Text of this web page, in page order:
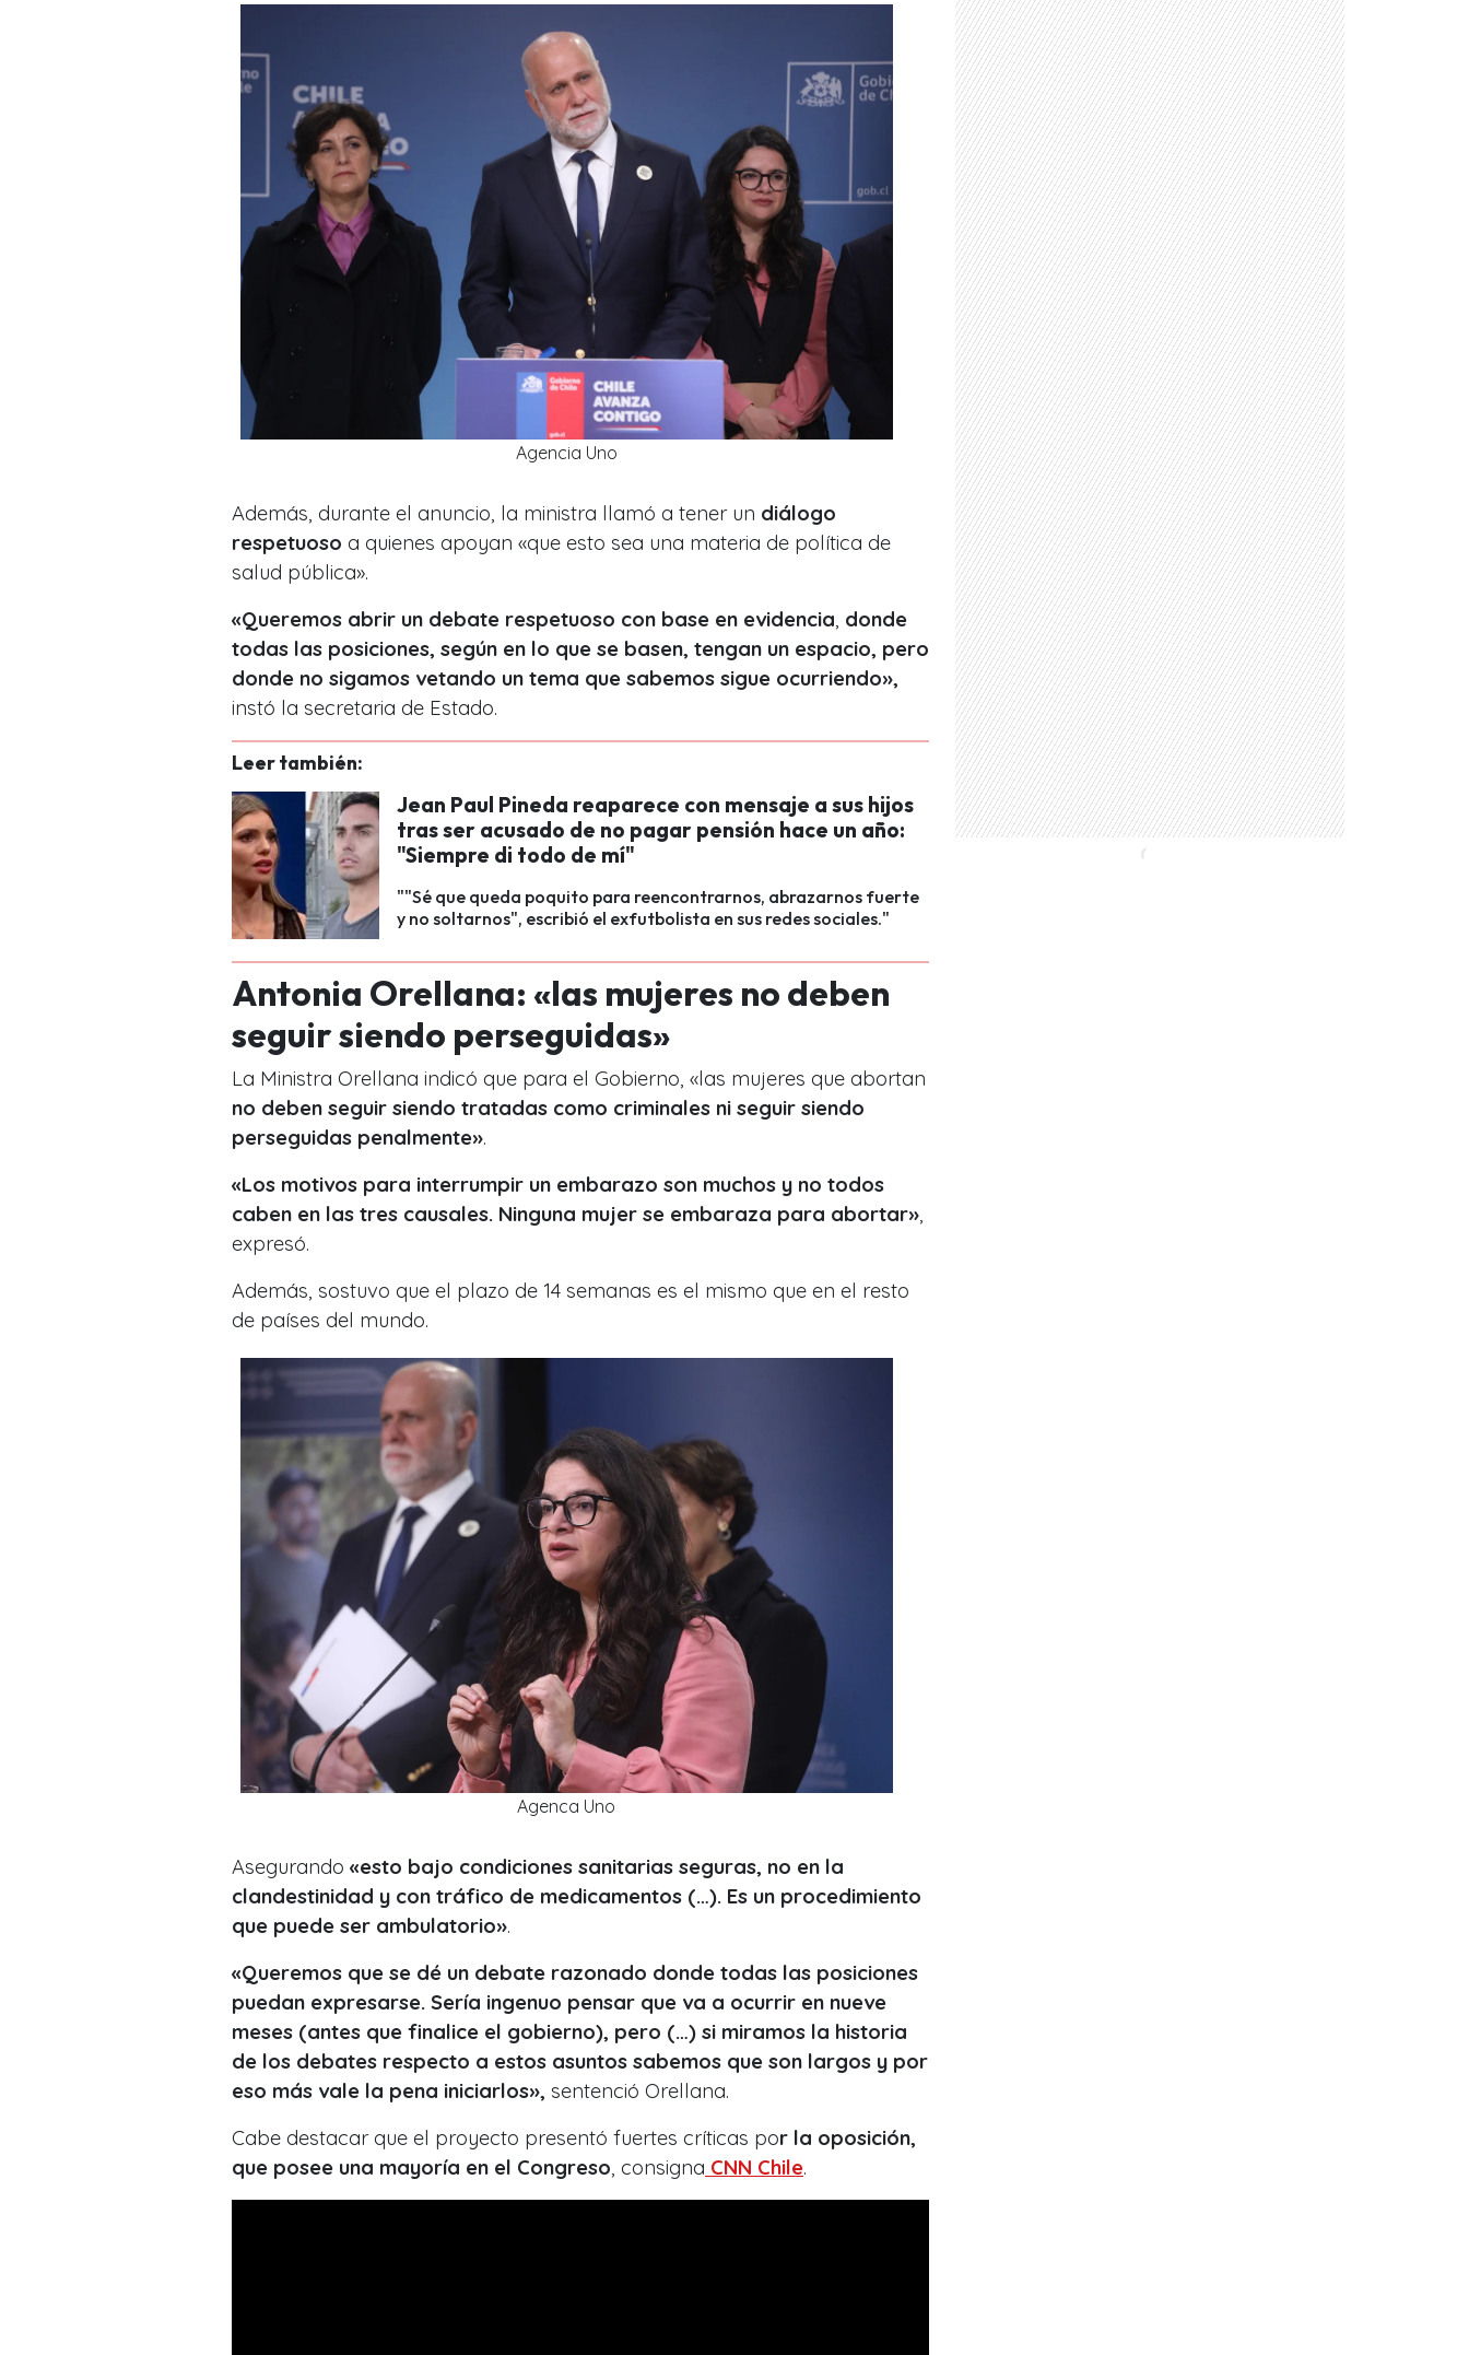
Agencia Uno
Además, durante el anuncio, la ministra llamó a tener un diálogo
respetuoso a quienes apoyan «que esto sea una materia de política de
salud pública».
«Queremos abrir un debate respetuoso con base en evidencia, donde
todas las posiciones, según en lo que se basen, tengan un espacio, pero
donde no sigamos vetando un tema que sabemos sigue ocurriendo»,
instó la secretaria de Estado.
Leer también:
Jean Paul Pineda reaparece con mensaje a sus hijos
tras ser acusado de no pagar pensión hace un año:
"Siempre di todo de mí"
""Sé que queda poquito para reencontrarnos, abrazarnos fuerte
y no soltarnos", escribió el exfutbolista en sus redes sociales."
Antonia Orellana: «las mujeres no deben
seguir siendo perseguidas»
La Ministra Orellana indicó que para el Gobierno, «las mujeres que abortan
no deben seguir siendo tratadas como criminales ni seguir siendo
perseguidas penalmente».
«Los motivos para interrumpir un embarazo son muchos y no todos
caben en las tres causales. Ninguna mujer se embaraza para abortar»,
expresó.
Además, sostuvo que el plazo de 14 semanas es el mismo que en el resto
de países del mundo.
Agenca Uno
Asegurando «esto bajo condiciones sanitarias seguras, no en la
clandestinidad y con tráfico de medicamentos (…). Es un procedimiento
que puede ser ambulatorio».
«Queremos que se dé un debate razonado donde todas las posiciones
puedan expresarse. Sería ingenuo pensar que va a ocurrir en nueve
meses (antes que finalice el gobierno), pero (…) si miramos la historia
de los debates respecto a estos asuntos sabemos que son largos y por
eso más vale la pena iniciarlos», sentenció Orellana.
Cabe destacar que el proyecto presentó fuertes críticas por la oposición,
que posee una mayoría en el Congreso, consigna CNN Chile.